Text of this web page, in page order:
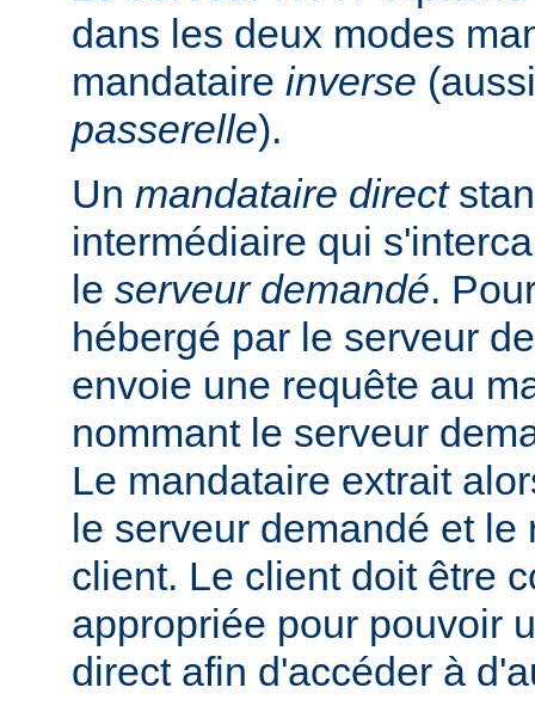
dans les deux modes
mandataire inverse
passerelle).
Un mandataire direct
intermédiaire qui
le serveur demandé.
hébergé par le serveur
envoie une requête au
nommant le serveur
Le mandataire extrait
le serveur demandé et
client. Le client doit être
appropriée pour pouvoir
direct afin d'accéder à